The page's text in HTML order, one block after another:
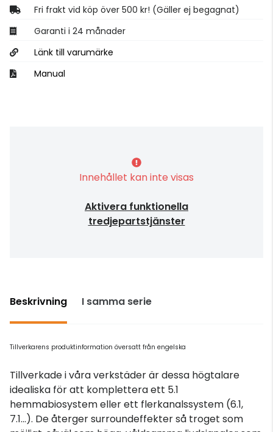
Fri frakt vid köp över 500 kr! (Gäller ej begagnat)
Garanti i 24 månader
Länk till varumärke
Manual
Innehållet kan inte visas
Aktivera funktionella
tredjepartstjänster
Beskrivning I samma serie
Tillverkarens produktinformation översatt från engelska
Tillverkade i våra verkstäder är dessa högtalare
idealiska för att komplettera ett 5.1
hemmabiosystem eller ett flerkanalssystem (6.1,
7.1...). De återger surroundeffekter så troget som